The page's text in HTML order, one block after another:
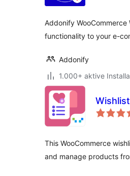
Addonify
functionality to your e-
Addonify
1.000+ aktive
This WooCommerce
and manage products